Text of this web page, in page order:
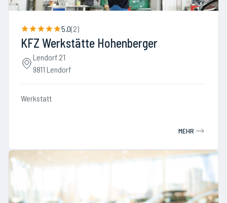
5.0(2)
KFZ Werkstätte Hohenberger
Lendorf 21
9811 Lendorf
Werkstatt
MEHR